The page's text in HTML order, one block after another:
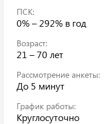
ПСК:
0% – 292% в год
Возраст:
21 – 70 лет
Рассмотрение анкеты:
До 5 минут
График работы:
Круглосуточно